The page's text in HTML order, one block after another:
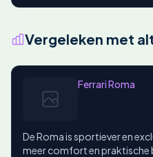
Vergeleken met
Ferrari Roma
De Roma is sportiever en
meer comfort en praktische